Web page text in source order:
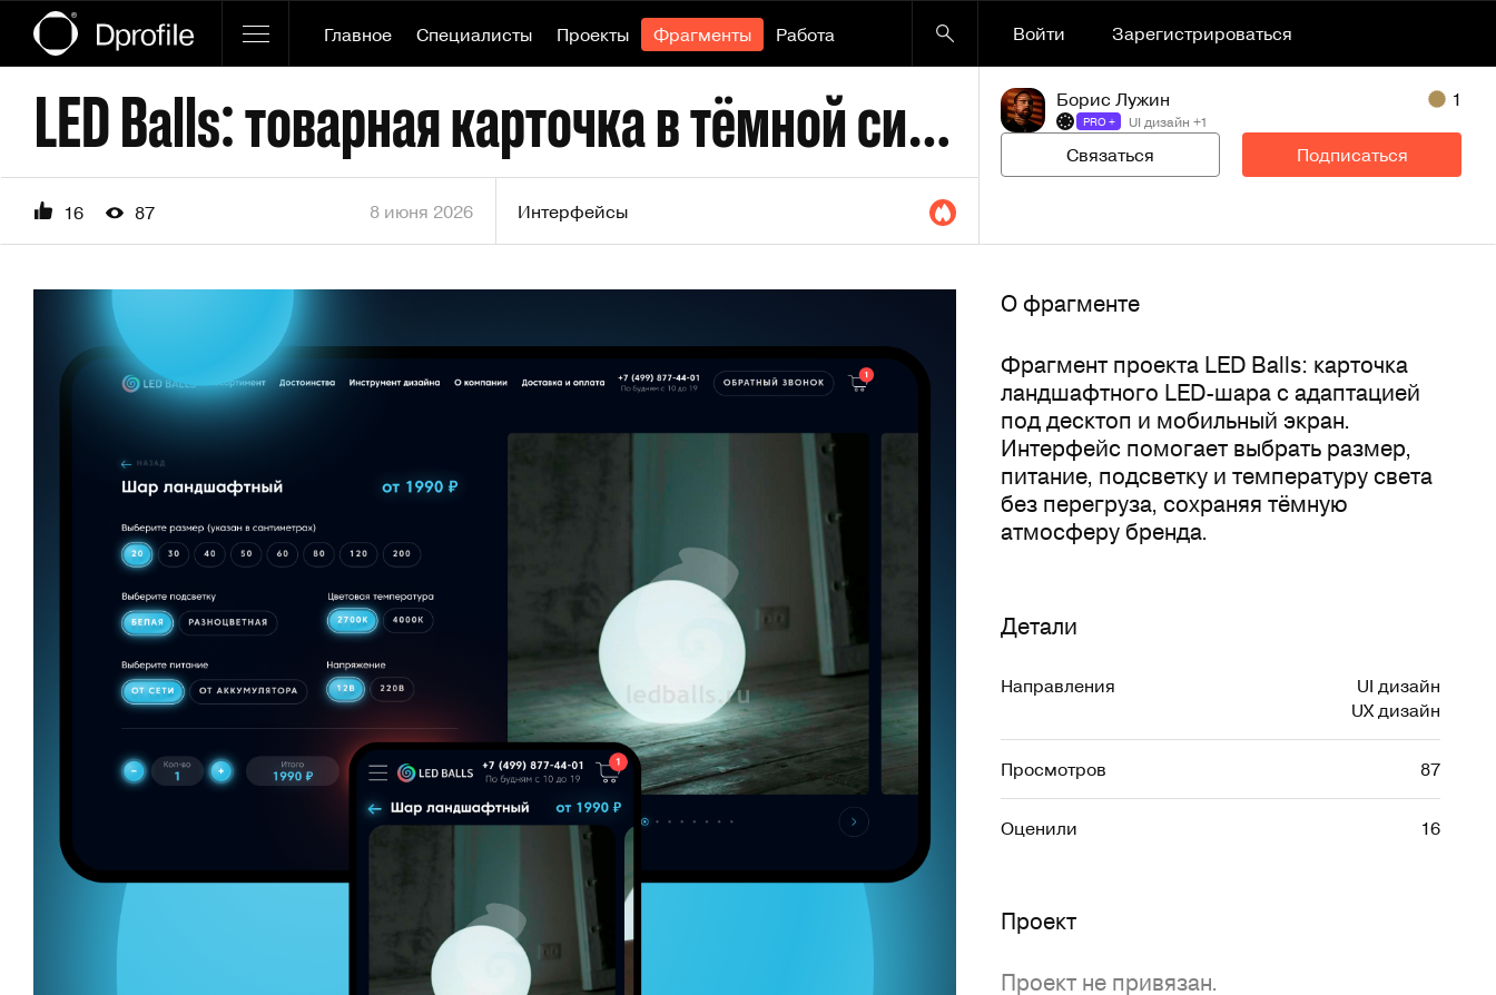
Главное Специалисты Проекты Фрагменты Работа Войти Зарегистрироваться
LED Balls: товарная карточка в тёмной системе
16 87 8 июня 2026 Интерфейсы
Борис Лужин
PRO + UI дизайн +1
1
Связаться Подписаться
О фрагменте
Фрагмент проекта LED Balls: карточка
ландшафтного LED-шара с адаптацией
под десктоп и мобильный экран.
Интерфейс помогает выбрать размер,
питание, подсветку и температуру света
без перегруза, сохраняя тёмную
атмосферу бренда.
Детали
Направления
UI дизайн
UX дизайн
Просмотров 87
Оценили 16
Проект
Проект не привязан.